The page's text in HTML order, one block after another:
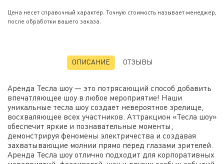
Цена несет справочный характер. Точную стоимость называет менеджер,
после обработки вашего заказа.
ОПИСАНИЕ ОТЗЫВЫ
Аренда Тесла шоу — это потрясающий способ добавить
впечатляющее шоу в любое мероприятие! Наши
уникальные тесла шоу создает невероятное зрелище,
восхваляющее всех участников. Аттракцион «Тесла шоу»
обеспечит яркие и познавательные моменты,
демонстрируя феномены электричества и создавая
захватывающие молнии прямо перед глазами зрителей.
Аренда Тесла шоу отлично подходит для корпоративных